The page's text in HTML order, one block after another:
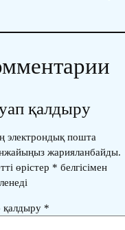
қалдыру
электрондық пошта
жарияланбайды.
өрістер * белгісімен
қалдыру *